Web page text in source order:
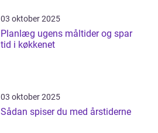
03 oktober 2025
Planlæg ugens måltider og spar
tid i køkkenet
03 oktober 2025
Sådan spiser du med årstiderne